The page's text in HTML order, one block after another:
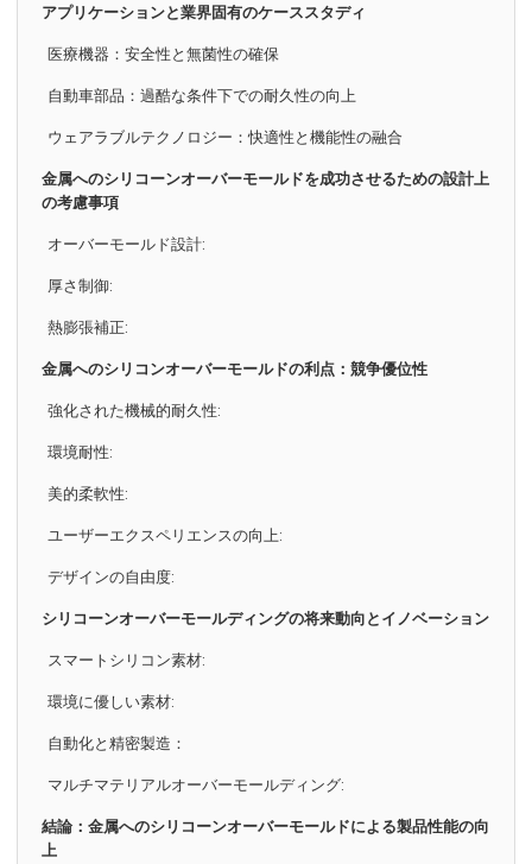
アプリケーションと業界固有のケーススタディ
医療機器：安全性と無菌性の確保
自動車部品：過酷な条件下での耐久性の向上
ウェアラブルテクノロジー：快適性と機能性の融合
金属へのシリコーンオーバーモールドを成功させるための設計上
の考慮事項
オーバーモールド設計:
厚さ制御:
熱膨張補正:
金属へのシリコンオーバーモールドの利点：競争優位性
強化された機械的耐久性:
環境耐性:
美的柔軟性:
ユーザーエクスペリエンスの向上:
デザインの自由度:
シリコーンオーバーモールディングの将来動向とイノベーション
スマートシリコン素材:
環境に優しい素材:
自動化と精密製造：
マルチマテリアルオーバーモールディング:
結論：金属へのシリコーンオーバーモールドによる製品性能の向
上